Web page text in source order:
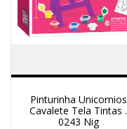
Pinturinha Unicornios
Cavalete Tela Tintas -
0243 Nig